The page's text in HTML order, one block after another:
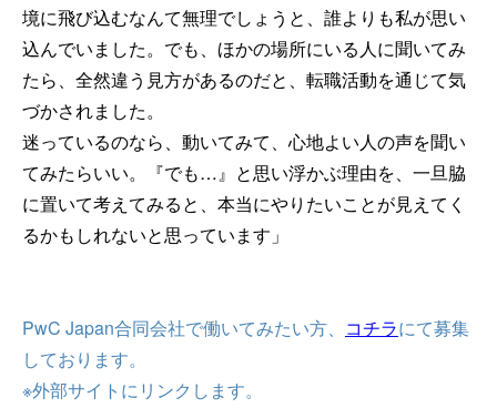
境に飛び込むなんて無理でしょうと、誰よりも私が思い
込んでいました。でも、ほかの場所にいる人に聞いてみ
たら、全然違う見方があるのだと、転職活動を通じて気
づかされました。
迷っているのなら、動いてみて、心地よい人の声を聞い
てみたらいい。『でも…』と思い浮かぶ理由を、一旦脇
に置いて考えてみると、本当にやりたいことが見えてく
るかもしれないと思っています」
PwC Japan合同会社で働いてみたい方、 コチラにて募集
しております。
※外部サイトにリンクします。